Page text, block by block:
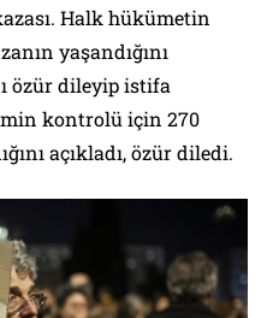
Halk hükümetin
yaşandığını
özür dileyip istifa
kontrolü için 270
açıkladı, özür diledi.